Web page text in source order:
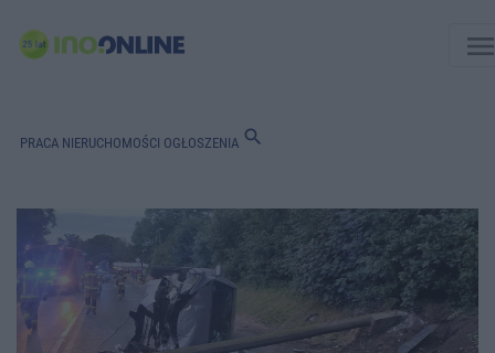
PRACA NIERUCHOMOŚCI OGŁOSZENIA search